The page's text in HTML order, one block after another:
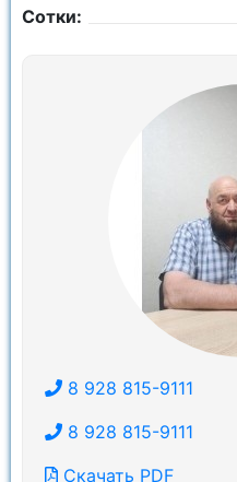
Сотки:
8 928 815-9111
8 928 815-9111
Скачать PDF